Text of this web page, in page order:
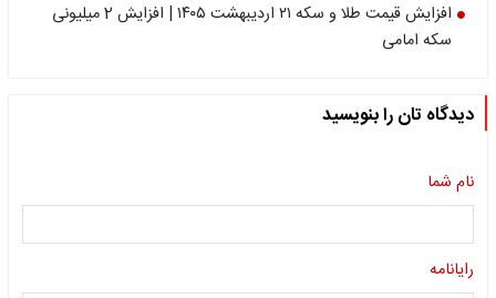
افزایش قیمت طلا و سکه ۲۱ اردیبهشت ۱۴۰۵ | افزایش 2 میلیونی
سکه امامی
دیدگاه تان را بنویسید
نام شما
رایانامه